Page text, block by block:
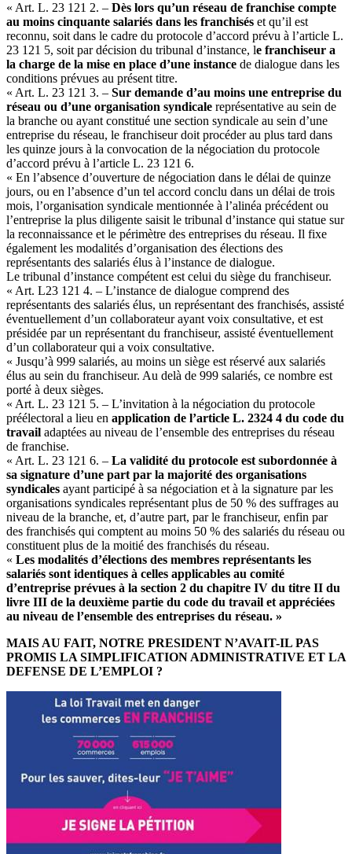
« Art. L. 23 121 2. – Dès lors qu’un réseau de franchise compte
au moins cinquante salariés dans les franchisés et qu’il est
reconnu, soit dans le cadre du protocole d’accord prévu à l’article L.
23 121 5, soit par décision du tribunal d’instance, le franchiseur a
la charge de la mise en place d’une instance de dialogue dans les
conditions prévues au présent titre.
« Art. L. 23 121 3. – Sur demande d’au moins une entreprise du
réseau ou d’une organisation syndicale représentative au sein de
la branche ou ayant constitué une section syndicale au sein d’une
entreprise du réseau, le franchiseur doit procéder au plus tard dans
les quinze jours à la convocation de la négociation du protocole
d’accord prévu à l’article L. 23 121 6.
« En l’absence d’ouverture de négociation dans le délai de quinze
jours, ou en l’absence d’un tel accord conclu dans un délai de trois
mois, l’organisation syndicale mentionnée à l’alinéa précédent ou
l’entreprise la plus diligente saisit le tribunal d’instance qui statue sur
la reconnaissance et le périmètre des entreprises du réseau. Il fixe
également les modalités d’organisation des élections des
représentants des salariés élus à l’instance de dialogue.
Le tribunal d’instance compétent est celui du siège du franchiseur.
« Art. L23 121 4. – L’instance de dialogue comprend des
représentants des salariés élus, un représentant des franchisés, assisté
éventuellement d’un collaborateur ayant voix consultative, et est
présidée par un représentant du franchiseur, assisté éventuellement
d’un collaborateur qui a voix consultative.
« Jusqu’à 999 salariés, au moins un siège est réservé aux salariés
élus au sein du franchiseur. Au delà de 999 salariés, ce nombre est
porté à deux sièges.
« Art. L. 23 121 5. – L’invitation à la négociation du protocole
préélectoral a lieu en application de l’article L. 2324 4 du code du
travail adaptées au niveau de l’ensemble des entreprises du réseau
de franchise.
« Art. L. 23 121 6. – La validité du protocole est subordonnée à
sa signature d’une part par la majorité des organisations
syndicales ayant participé à sa négociation et à la signature par les
organisations syndicales représentant plus de 50 % des suffrages au
niveau de la branche, et, d’autre part, par le franchiseur, enfin par
des franchisés qui comptent au moins 50 % des salariés du réseau ou
constituent plus de la moitié des franchisés du réseau.
« Les modalités d’élections des membres représentants les
salariés sont identiques à celles applicables au comité
d’entreprise prévues à la section 2 du chapitre IV du titre II du
livre III de la deuxième partie du code du travail et appréciées
au niveau de l’ensemble des entreprises du réseau. »
MAIS AU FAIT, NOTRE PRESIDENT N’AVAIT-IL PAS
PROMIS LA SIMPLIFICATION ADMINISTRATIVE ET LA
DEFENSE DE L’EMPLOI ?